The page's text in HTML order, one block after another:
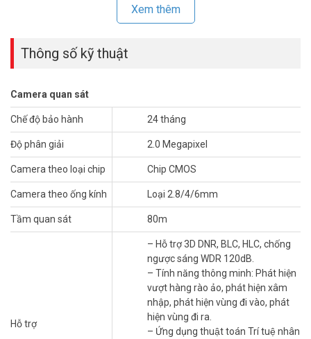
Dòng sản phẩm camera quan sát HIKVISION
vật liệu bền và nhiều tính năng tối ưu, phù hợp cho nhiều hoàn cảnh
sử dụng.Công ty Vũ Hoàng Telecomchuyên phân phối và Lắp đặt
Thông số kỹ thuật camera IP AcuSense
thân trụ 2MP HIKVISION DS-2CD2T26G2-
4I
– Cảm biến hình ảnh 1/2.8″ Progressive Scan CMOS.
– Độ phân giải 1920 × 1080 @25fps.
– Ống kính2.8/4/6mm @F1.4.
Xem thêm
Thông số kỹ thuật
Camera quan sát
Chế độ bảo hành 24 tháng
Độ phân giải 2.0 Megapixel
Camera theo loại chip Chip CMOS
Camera theo ống kính Loại 2.8/4/6mm
Tầm quan sát 80m
Hỗ trợ
– Hỗ trợ 3D DNR, BLC, HLC, chống
ngược sáng WDR 120dB.
– Tính năng thông minh: Phát hiện
vượt hàng rào ảo, phát hiện xâm
nhập, phát hiện vùng đi vào, phát
hiện vùng đi ra.
– Ứng dụng thuật toán Trí tuệ nhân